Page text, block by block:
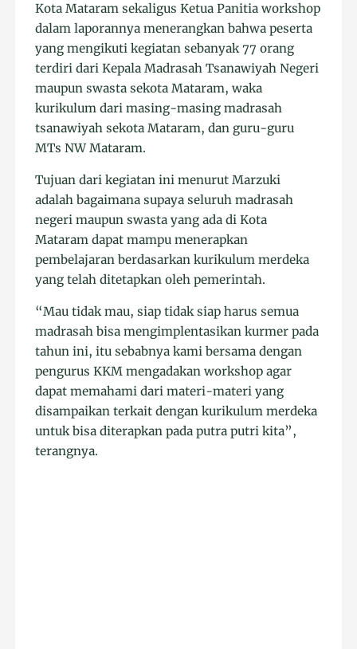
Kota Mataram sekaligus Ketua Panitia workshop
dalam laporannya menerangkan bahwa peserta
yang mengikuti kegiatan sebanyak 77 orang
terdiri dari Kepala Madrasah Tsanawiyah Negeri
maupun swasta sekota Mataram, waka
kurikulum dari masing-masing madrasah
tsanawiyah sekota Mataram, dan guru-guru
MTs NW Mataram.
Tujuan dari kegiatan ini menurut Marzuki
adalah bagaimana supaya seluruh madrasah
negeri maupun swasta yang ada di Kota
Mataram dapat mampu menerapkan
pembelajaran berdasarkan kurikulum merdeka
yang telah ditetapkan oleh pemerintah.
“Mau tidak mau, siap tidak siap harus semua
madrasah bisa mengimplentasikan kurmer pada
tahun ini, itu sebabnya kami bersama dengan
pengurus KKM mengadakan workshop agar
dapat memahami dari materi-materi yang
disampaikan terkait dengan kurikulum merdeka
untuk bisa diterapkan pada putra putri kita”,
terangnya.